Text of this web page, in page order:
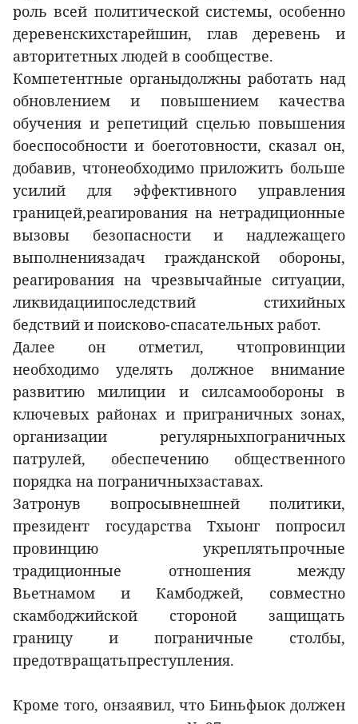
роль всей политической системы, особенно
деревенскихстарейшин, глав деревень и
авторитетных людей в сообществе.
Компетентные органыдолжны работать над
обновлением и повышением качества
обучения и репетиций сцелью повышения
боеспособности и боеготовности, сказал он,
добавив, чтонеобходимо приложить больше
усилий для эффективного управления
границей,реагирования на нетрадиционные
вызовы безопасности и надлежащего
выполнениязадач гражданской обороны,
реагирования на чрезвычайные ситуации,
ликвидациипоследствий стихийных
бедствий и поисково-спасательных работ.
Далее он отметил, чтопровинции
необходимо уделять должное внимание
развитию милиции и силсамообороны в
ключевых районах и приграничных зонах,
организации регулярныхпограничных
патрулей, обеспечению общественного
порядка на пограничныхзаставах.
Затронув вопросывнешней политики,
президент государства Тхыонг попросил
провинцию укреплятьпрочные
традиционные отношения между
Вьетнамом и Камбоджей, совместно
скамбоджийской стороной защищать
границу и пограничные столбы,
предотвращатьпреступления.
Кроме того, онзаявил, что Биньфыок должен